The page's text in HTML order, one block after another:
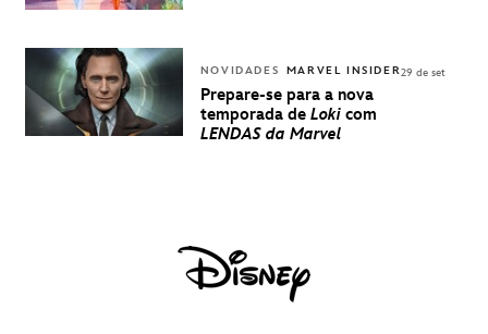
NOVIDADES MARVEL INSIDER
Prepare-se para a nova
temporada de Loki com
LENDAS da Marvel
29 de set